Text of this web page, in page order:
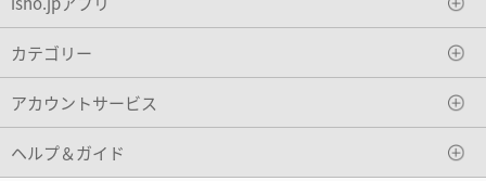
カテゴリー
アカウントサービス
ヘルプ＆ガイド